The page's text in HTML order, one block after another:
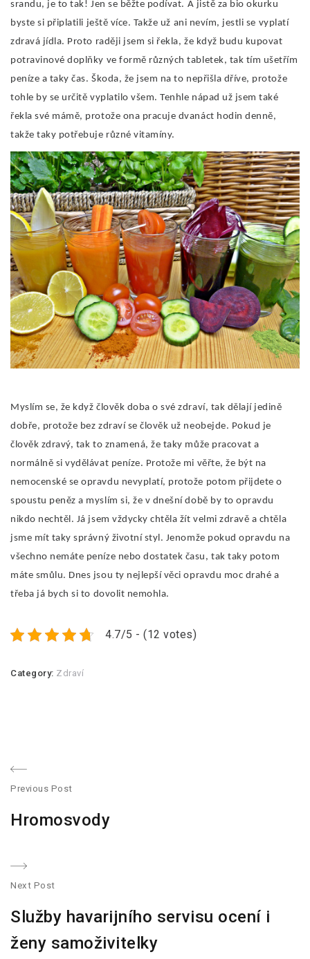
srandu, je to tak! Jen se běžte podívat. A jistě za bio okurku
byste si připlatili ještě více. Takže už ani nevím, jestli se vyplatí
zdravá jídla. Proto raději jsem si řekla, že když budu kupovat
potravinové doplňky ve formě různých tabletek, tak tím ušetřím
peníze a taky čas. Škoda, že jsem na to nepřišla dříve, protože
tohle by se určitě vyplatilo všem. Tenhle nápad už jsem také
řekla své mámě, protože ona pracuje dvanáct hodin denně,
takže taky potřebuje různé vitamíny.
Myslím se, že když člověk doba o své zdraví, tak dělají jedině
dobře, protože bez zdraví se člověk už neobejde. Pokud je
člověk zdravý, tak to znamená, že taky může pracovat a
normálně si vydělávat peníze. Protože mi věřte, že být na
nemocenské se opravdu nevyplatí, protože potom přijdete o
spoustu peněz a myslím si, že v dnešní době by to opravdu
nikdo nechtěl. Já jsem vždycky chtěla žít velmi zdravě a chtěla
jsme mít taky správný životní styl. Jenomže pokud opravdu na
všechno nemáte peníze nebo dostatek času, tak taky potom
máte smůlu. Dnes jsou ty nejlepší věci opravdu moc drahé a
třeba já bych si to dovolit nemohla.
4.7/5 - (12 votes)
Category: Zdraví
N
a
i
a
Previous Post
r
i
u
s
Hromosvody
Next Post
Služby havarijního servisu ocení i
ženy samoživitelky